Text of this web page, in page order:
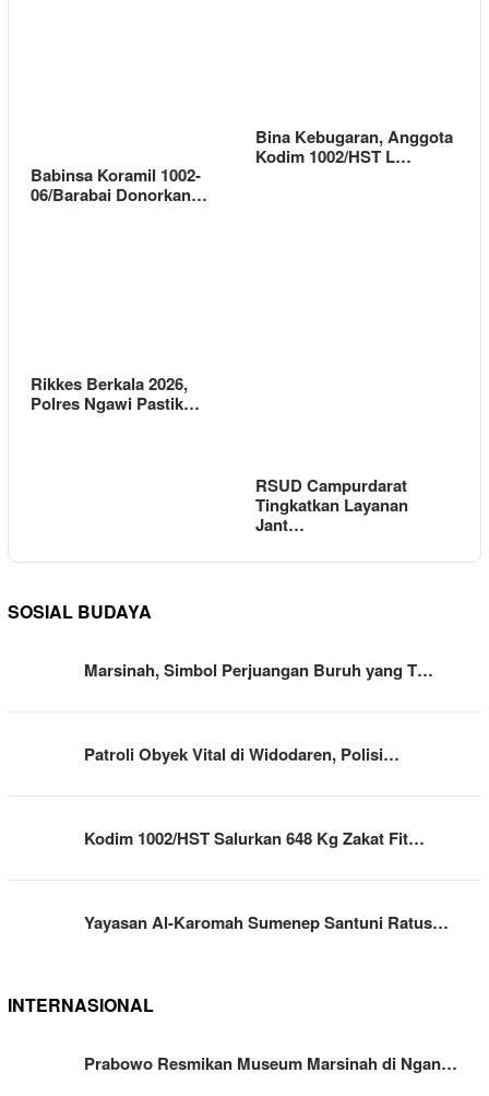
Babinsa Koramil 1002-
06/Barabai Donorkan…
Bina Kebugaran, Anggota
Kodim 1002/HST L…
Rikkes Berkala 2026,
Polres Ngawi Pastik…
RSUD Campurdarat
Tingkatkan Layanan
Jant…
SOSIAL BUDAYA
Marsinah, Simbol Perjuangan Buruh yang T…
Patroli Obyek Vital di Widodaren, Polisi…
Kodim 1002/HST Salurkan 648 Kg Zakat Fit…
Yayasan Al-Karomah Sumenep Santuni Ratus…
INTERNASIONAL
Prabowo Resmikan Museum Marsinah di Ngan…